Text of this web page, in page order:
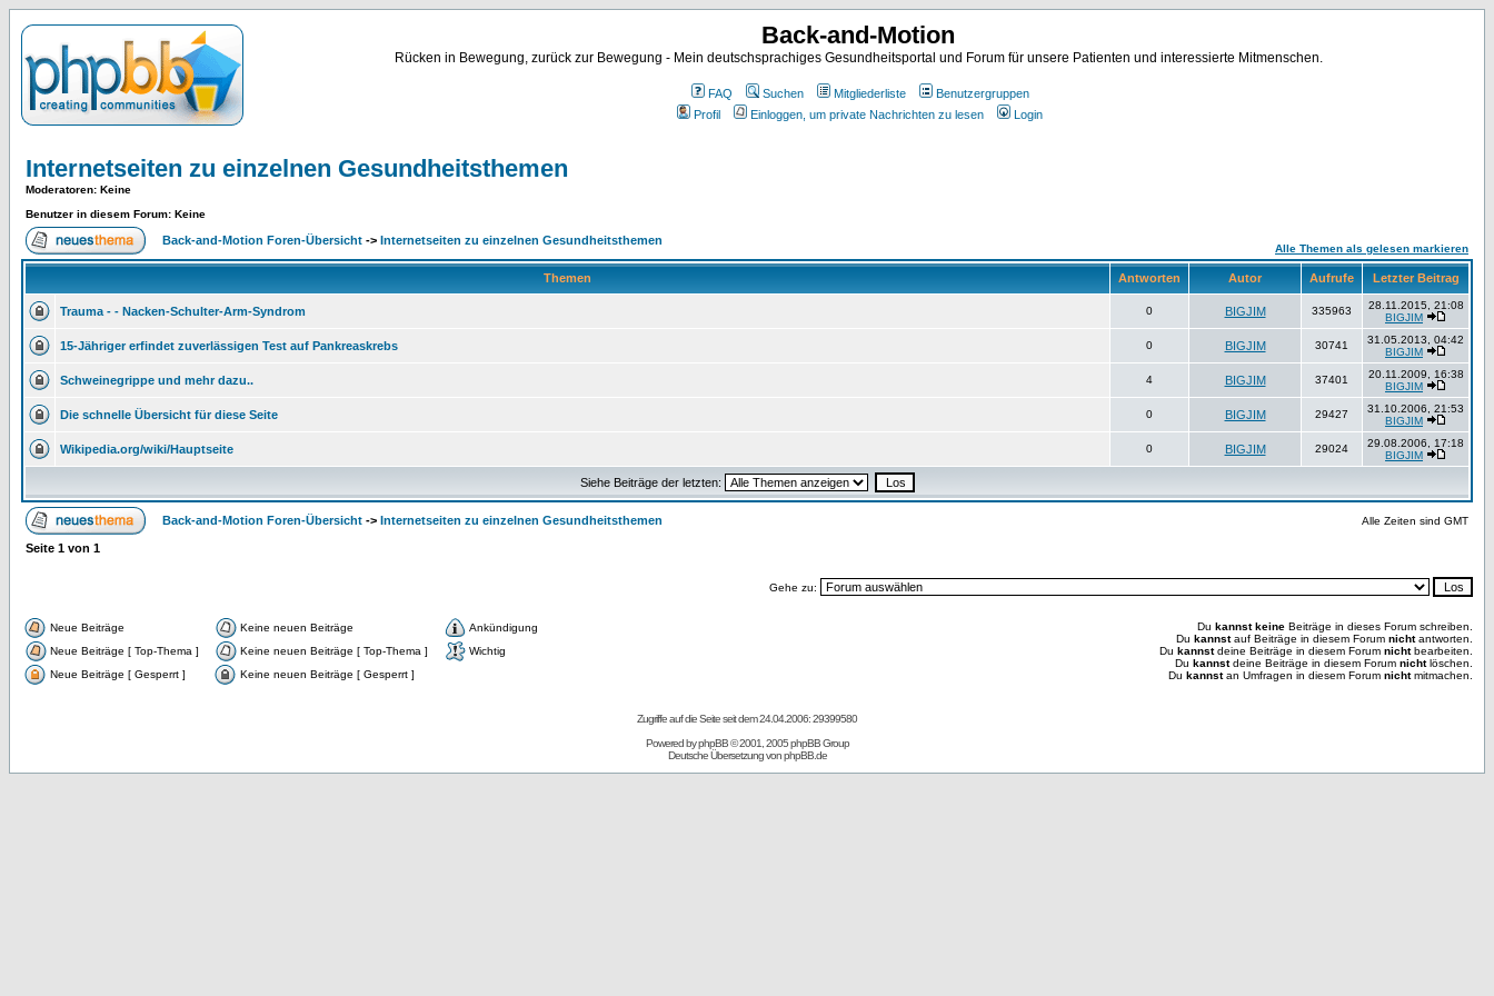
Back-and-Motion
Rücken in Bewegung, zurück zur Bewegung - Mein deutschsprachiges Gesundheitsportal und Forum für unsere Patienten und interessierte Mitmenschen.
FAQ Suchen Mitgliederliste
Benutzergruppen
Profil
Einloggen, um private Nachrichten zu lesen Login
Internetseiten zu einzelnen Gesundheitsthemen
Moderatoren: Keine
Benutzer in diesem Forum: Keine
Back-and-Motion Foren-Übersicht -> Internetseiten zu einzelnen Gesundheitsthemen
Alle Themen als gelesen markieren
Themen Antworten Autor Aufrufe Letzter Beitrag
Trauma - - Nacken-Schulter-Arm-Syndrom 0 BIGJIM 335963
28.11.2015, 21:08
BIGJIM
15-Jähriger erfindet zuverlässigen Test auf Pankreaskrebs 0 BIGJIM 30741
31.05.2013, 04:42
BIGJIM
Schweinegrippe und mehr dazu.. 4 BIGJIM 37401
20.11.2009, 16:38
BIGJIM
Die schnelle Übersicht für diese Seite 0 BIGJIM 29427
31.10.2006, 21:53
BIGJIM
Wikipedia.org/wiki/Hauptseite 0 BIGJIM 29024
29.08.2006, 17:18
BIGJIM
Siehe Beiträge der letzten:
Back-and-Motion Foren-Übersicht -> Internetseiten zu einzelnen Gesundheitsthemen Alle Zeiten sind GMT
Seite 1 von 1
Gehe zu:
Neue Beiträge Keine neuen Beiträge
Ankündigung
Neue Beiträge [ Top-Thema ]
Keine neuen Beiträge [ Top-Thema ]
Wichtig
Neue Beiträge [ Gesperrt ]
Keine neuen Beiträge [ Gesperrt ]
Du kannst keine Beiträge in dieses Forum schreiben.
Du kannstauf Beiträge in diesem Forum nichtantworten.
Du kannstdeine Beiträge in diesem Forum nichtbearbeiten.
Du kannstdeine Beiträge in diesem Forum nichtlöschen.
Du kannstan Umfragen in diesem Forum nichtmitmachen.
Zugriffe auf die Seite seit dem 24.04.2006: 29399580
Powered byphpBB© 2001, 2005 phpBB Group
Deutsche Übersetzung vonphpBB.de